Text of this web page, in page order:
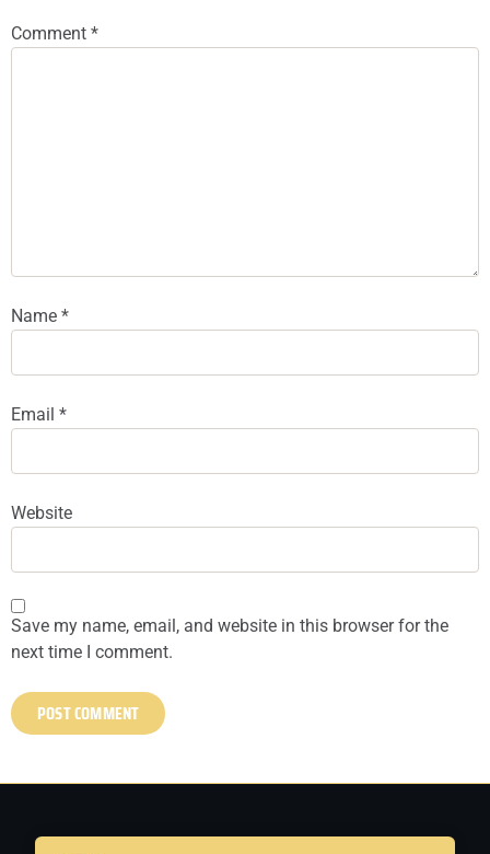
Comment *
Name *
Email *
Website
Save my name, email, and website in this browser for the
next time I comment.